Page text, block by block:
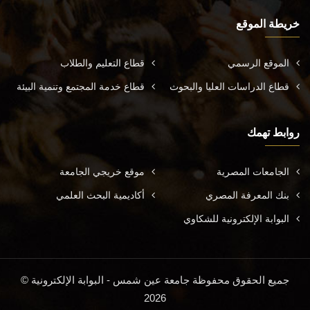
خريطة الموقع
الموقع الرسمي قطاع التعليم والطلاب
قطاع الدراسات العليا والبحوث قطاع خدمة المجتمع وتنمية البيئة
روابط تهمك
الجامعات المصرية موقع خريجي الجامعة
بنك المعرفة المصري أكاديمية البحث العلمي
البوابة الإلكترونية للشكاوي
جميع الحقوق محفوظة جامعة عين شمس - البوابة الإلكترونية ©
2026